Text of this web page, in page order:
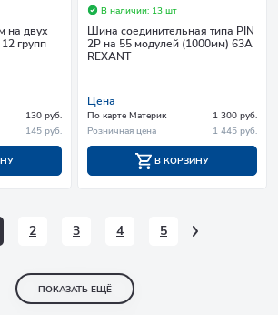
на двух
групп
130 руб.
145 руб.
В наличии: 13 шт
Шина соединительная типа PIN
2P на 55 модулей (1000мм) 63А
REXANT
Цена
По карте Материк
1 300 руб.
Розничная цена
1 445 руб.
В КОРЗИНУ
2 3 4 5
ПОКАЗАТЬ ЕЩЁ